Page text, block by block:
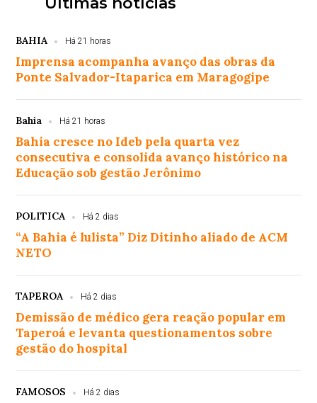
BAHIA Há 21 horas
Imprensa acompanha avanço das obras da
Ponte Salvador-Itaparica em Maragogipe
Bahia Há 21 horas
Bahia cresce no Ideb pela quarta vez
consecutiva e consolida avanço histórico na
Educação sob gestão Jerônimo
POLITICA Há 2 dias
“A Bahia é lulista” Diz Ditinho aliado de ACM
NETO
TAPEROA Há 2 dias
Demissão de médico gera reação popular em
Taperoá e levanta questionamentos sobre
gestão do hospital
FAMOSOS Há 2 dias